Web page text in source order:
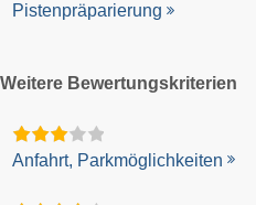
Pistenpräparierung
Weitere Bewertungskriterien
Anfahrt, Parkmöglichkeiten